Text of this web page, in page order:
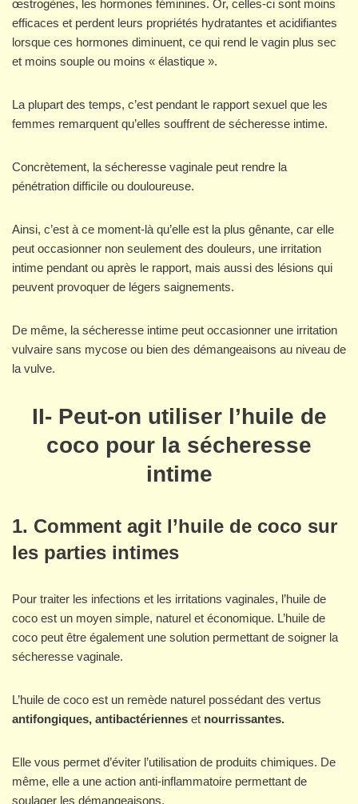
œstrogènes, les hormones féminines. Or, celles-ci sont moins
efficaces et perdent leurs propriétés hydratantes et acidifiantes
lorsque ces hormones diminuent, ce qui rend le vagin plus sec
et moins souple ou moins « élastique ».
La plupart des temps, c’est pendant le rapport sexuel que les
femmes remarquent qu’elles souffrent de sécheresse intime.
Concrètement, la sécheresse vaginale peut rendre la
pénétration difficile ou douloureuse.
Ainsi, c’est à ce moment-là qu’elle est la plus gênante, car elle
peut occasionner non seulement des douleurs, une irritation
intime pendant ou après le rapport, mais aussi des lésions qui
peuvent provoquer de légers saignements.
De même, la sécheresse intime peut occasionner une irritation
vulvaire sans mycose ou bien des démangeaisons au niveau de
la vulve.
II- Peut-on utiliser l’huile de
coco pour la sécheresse
intime
1. Comment agit l’huile de coco sur
les parties intimes
Pour traiter les infections et les irritations vaginales, l’huile de
coco est un moyen simple, naturel et économique. L’huile de
coco peut être également une solution permettant de soigner la
sécheresse vaginale.
L’huile de coco est un remède naturel possédant des vertus
antifongiques, antibactériennes et nourrissantes.
Elle vous permet d’éviter l’utilisation de produits chimiques. De
même, elle a une action anti-inflammatoire permettant de
soulager les démangeaisons.